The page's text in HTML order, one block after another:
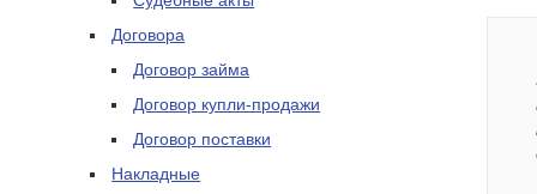
Договора
Договор займа
Договор купли-продажи
Договор поставки
Накладные